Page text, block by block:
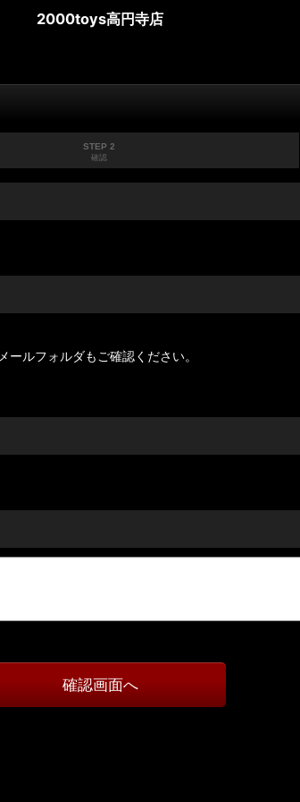
2000toys高円寺店
STEP 2
確認
ルフォルダもご確認ください。
確認画面へ